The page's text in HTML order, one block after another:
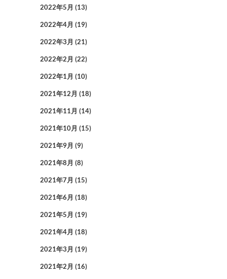
2022年5月 (13)
2022年4月 (19)
2022年3月 (21)
2022年2月 (22)
2022年1月 (10)
2021年12月 (18)
2021年11月 (14)
2021年10月 (15)
2021年9月 (9)
2021年8月 (8)
2021年7月 (15)
2021年6月 (18)
2021年5月 (19)
2021年4月 (18)
2021年3月 (19)
2021年2月 (16)